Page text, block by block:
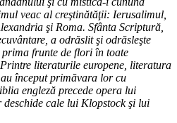
veac al creştinătăţii: Ierusalimul,
şi Roma. Sfânta Scriptură,
a odrăslit şi odrăsleşte
frunte de flori în toate
literaturile europene, literatura
început primăvara lor cu
engleză precede opera lui
cale lui Klopstock şi lui